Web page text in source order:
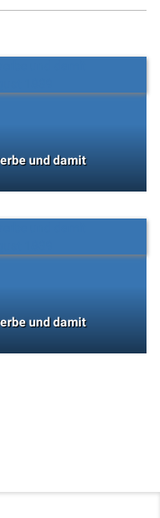
und damit
und damit